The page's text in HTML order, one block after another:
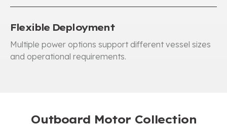
Flexible Deployment
Multiple power options support different vessel sizes
and operational requirements.
Outboard Motor Collection